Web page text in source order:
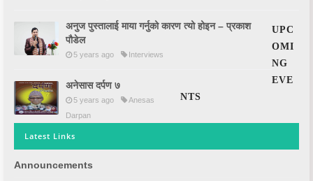
अनुज पुस्तालाई माया गर्नुको कारण त्यो होइन – प्रकाश
पौडेल
5 years ago Interviews
अनेसास दर्पण ७
5 years ago
Anesas
Darpan
Latest Links
Announcements
UPC
OMI
NG
EVE
NTS